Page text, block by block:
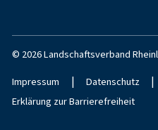
© 2026 Landschaftsverband
Impressum | Datenschutz |
Erklärung zur Barrierefreiheit